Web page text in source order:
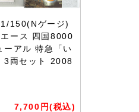
1/150(Nゲージ)
ース 四国8000
ーアル 特急「い
3両セット 2008
7,700円(税込)